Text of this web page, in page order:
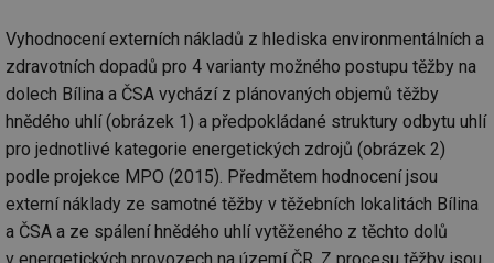
Vyhodnocení externích nákladů z hlediska environmentálních a
zdravotních dopadů pro 4 varianty možného postupu těžby na
dolech Bílina a ČSA vychází z plánovaných objemů těžby
hnědého uhlí (obrázek 1) a předpokládané struktury odbytu uhlí
pro jednotlivé kategorie energetických zdrojů (obrázek 2)
podle projekce MPO (2015). Předmětem hodnocení jsou
externí náklady ze samotné těžby v těžebních lokalitách Bílina
a ČSA a ze spálení hnědého uhlí vytěženého z těchto dolů
v energetických provozech na území ČR. Z procesu těžby jsou